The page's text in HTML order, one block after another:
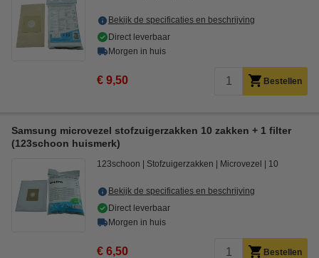
Bekijk de specificaties en beschrijving
Direct leverbaar
Morgen in huis
€ 9,50 Bestellen
Samsung microvezel stofzuigerzakken 10 zakken + 1 filter
(123schoon huismerk)
123schoon Stofzuigerzakken Microvezel 10
Bekijk de specificaties en beschrijving
Direct leverbaar
Morgen in huis
€ 6,50 Bestellen